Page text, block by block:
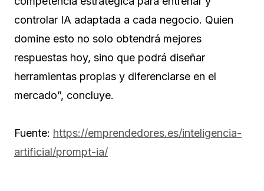
controlar IA adaptada a cada negocio. Quien
domine esto no solo obtendrá mejores
respuestas hoy, sino que podrá diseñar
herramientas propias y diferenciarse en el
mercado”, concluye.
Fuente: https://emprendedores.es/inteligencia-
artificial/prompt-ia/